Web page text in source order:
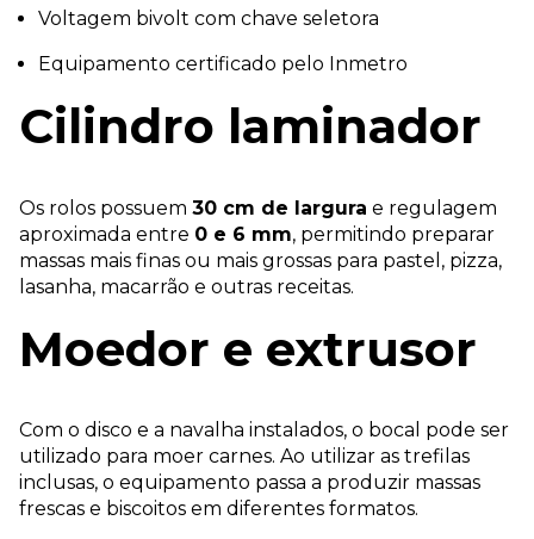
Voltagem bivolt com chave seletora
Equipamento certificado pelo Inmetro
Cilindro laminador
Os rolos possuem 30 cm de largura e regulagem
aproximada entre 0 e 6 mm, permitindo preparar
massas mais finas ou mais grossas para pastel, pizza,
lasanha, macarrão e outras receitas.
Moedor e extrusor
Com o disco e a navalha instalados, o bocal pode ser
utilizado para moer carnes. Ao utilizar as trefilas
inclusas, o equipamento passa a produzir massas
frescas e biscoitos em diferentes formatos.